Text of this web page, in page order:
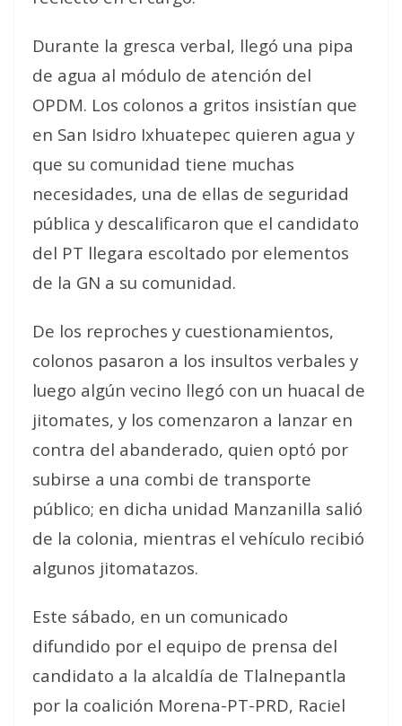
Durante la gresca verbal, llegó una pipa
de agua al módulo de atención del
OPDM. Los colonos a gritos insistían que
en San Isidro Ixhuatepec quieren agua y
que su comunidad tiene muchas
necesidades, una de ellas de seguridad
pública y descalificaron que el candidato
del PT llegara escoltado por elementos
de la GN a su comunidad.
De los reproches y cuestionamientos,
colonos pasaron a los insultos verbales y
luego algún vecino llegó con un huacal de
jitomates, y los comenzaron a lanzar en
contra del abanderado, quien optó por
subirse a una combi de transporte
público; en dicha unidad Manzanilla salió
de la colonia, mientras el vehículo recibió
algunos jitomatazos.
Este sábado, en un comunicado
difundido por el equipo de prensa del
candidato a la alcaldía de Tlalnepantla
por la coalición Morena-PT-PRD, Raciel